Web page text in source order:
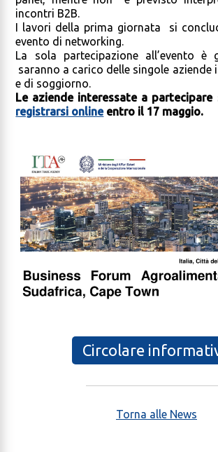
incontri B2B.
I lavori della prima giornata si
evento di networking.
La sola partecipazione all’evento è
saranno a carico delle singole aziende
e di soggiorno.
Le aziende interessate a
registrarsi onlineentro il 17 maggio.
Circolare
Torna alle News